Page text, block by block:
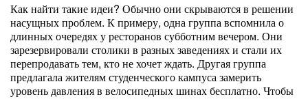
Как найти такие идеи? Обычно они скрываются в решении
насущных проблем. К примеру, одна группа вспомнила о
длинных очередях у ресторанов субботним вечером. Они
зарезервировали столики в разных заведениях и стали их
перепродавать тем, кто не хочет ждать. Другая группа
предлагала жителям студенческого кампуса замерить
уровень давления в велосипедных шинах бесплатно. Чтобы